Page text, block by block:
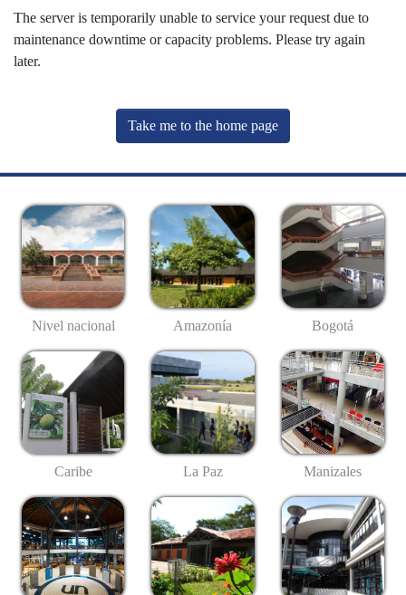
The server is temporarily unable to service your request due to
maintenance downtime or capacity problems. Please try again
later.
Take me to the home page
Nivel nacional Amazonía Bogotá
Caribe La Paz Manizales